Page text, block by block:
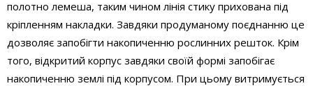
полотно лемеша, таким чином лінія стику прихована під
кріпленням накладки. Завдяки продуманому поєднанню це
дозволяє запобігти накопиченню рослинних решток. Крім
того, відкритий корпус завдяки своїй формі запобігає
накопиченню землі під корпусом. При цьому витримується